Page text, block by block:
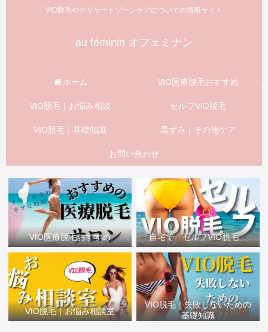
VIO脱毛やデリケートゾーンケアについての情報サイト
au féminin オフェミナン
ホーム VIO医療脱毛おすすめ
VIO脱毛｜お悩み相談 セルフVIO脱毛
VIO脱毛｜基礎知識 黒ずみ｜その他ケア
お問い合わせ
VIO医療脱毛おすすめ 自宅で「セルフVIO脱毛」
VIO脱毛｜お悩み相談室
VIO脱毛｜失敗しないための
基礎知識